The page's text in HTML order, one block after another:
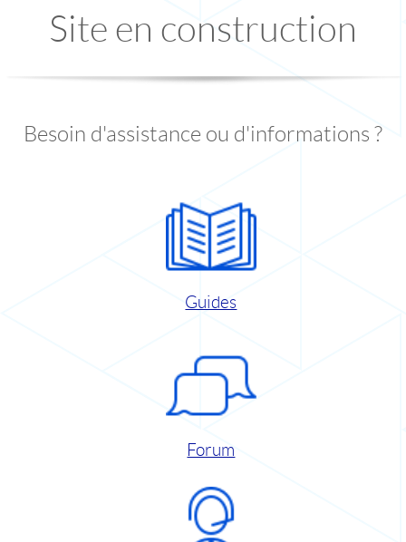
Site en construction
Besoin d'assistance ou d'informations ?
Guides
Forum